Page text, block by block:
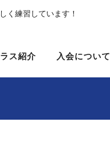
く練習しています！
ス紹介 入会について